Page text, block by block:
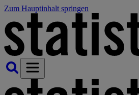
Zum Hauptinhalt springen